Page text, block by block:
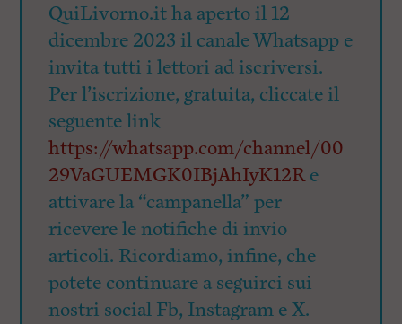
QuiLivorno.it ha aperto il 12
dicembre 2023 il canale Whatsapp e
invita tutti i lettori ad iscriversi.
Per l’iscrizione, gratuita, cliccate il
seguente link
https://whatsapp.com/channel/00
29VaGUEMGK0IBjAhIyK12Re
attivare la “campanella” per
ricevere le notifiche di invio
articoli. Ricordiamo, infine, che
potete continuare a seguirci sui
nostri social Fb, Instagram e X.